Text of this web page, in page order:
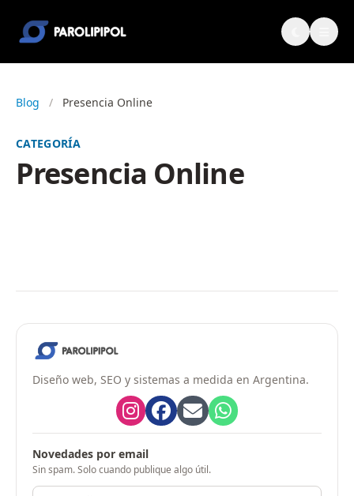
Blog / Presencia Online
CATEGORÍA
Presencia Online
Diseño web, SEO y sistemas a medida en Argentina.
Novedades por email
Sin spam. Solo cuando publique algo útil.